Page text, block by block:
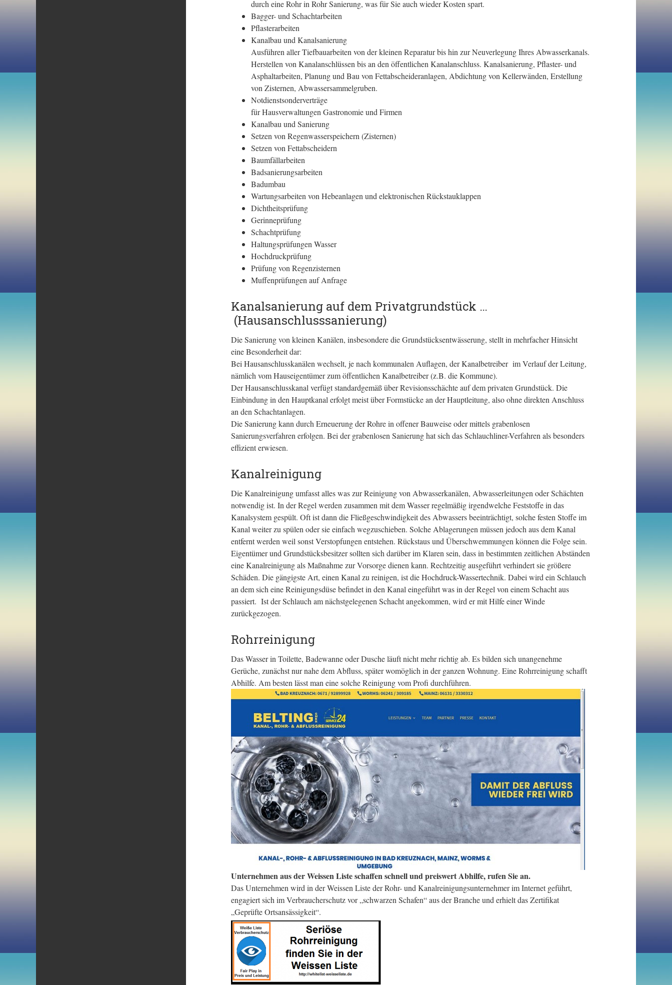
durch eine Rohr in Rohr Sanierung, was für Sie auch wieder Kosten spart.
Bagger- und Schachtarbeiten
Pflasterarbeiten
Kanalbau und Kanalsanierung
Ausführen aller Tiefbauarbeiten von der kleinen Reparatur bis hin zur Neuverlegung Ihres Abwasserkanals.
Herstellen von Kanalanschlüssen bis an den öffentlichen Kanalanschluss. Kanalsanierung, Pflaster- und
Asphaltarbeiten, Planung und Bau von Fettabscheideranlagen, Abdichtung von Kellerwänden, Erstellung
von Zisternen, Abwassersammelgruben.
Notdienstsonderverträge
für Hausverwaltungen Gastronomie und Firmen
Kanalbau und Sanierung
Setzen von Regenwasserspeichern (Zisternen)
Setzen von Fettabscheidern
Baumfällarbeiten
Badsanierungsarbeiten
Badumbau
Wartungsarbeiten von Hebeanlagen und elektronischen Rückstauklappen
Dichtheitsprüfung
Gerinneprüfung
Schachtprüfung
Haltungsprüfungen Wasser
Hochdruckprüfung
Prüfung von Regenzisternen
Muffenprüfungen auf Anfrage
Kanalsanierung auf dem Privatgrundstück …
(Hausanschlusssanierung)
Die Sanierung von kleinen Kanälen, insbesondere die Grundstücksentwässerung, stellt in mehrfacher Hinsicht
eine Besonderheit dar:
Bei Hausanschlusskanälen wechselt, je nach kommunalen Auflagen, der Kanalbetreiber im Verlauf der Leitung,
nämlich vom Hauseigentümer zum öffentlichen Kanalbetreiber (z.B. die Kommune).
Der Hausanschlusskanal verfügt standardgemäß über Revisionsschächte auf dem privaten Grundstück. Die
Einbindung in den Hauptkanal erfolgt meist über Formstücke an der Hauptleitung, also ohne direkten Anschluss
an den Schachtanlagen.
Die Sanierung kann durch Erneuerung der Rohre in offener Bauweise oder mittels grabenlosen
Sanierungsverfahren erfolgen. Bei der grabenlosen Sanierung hat sich das Schlauchliner-Verfahren als besonders
effizient erwiesen.
Kanalreinigung
Die Kanalreinigung umfasst alles was zur Reinigung von Abwasserkanälen, Abwasserleitungen oder Schächten
notwendig ist. In der Regel werden zusammen mit dem Wasser regelmäßig irgendwelche Feststoffe in das
Kanalsystem gespült. Oft ist dann die Fließgeschwindigkeit des Abwassers beeinträchtigt, solche festen Stoffe im
Kanal weiter zu spülen oder sie einfach wegzuschieben. Solche Ablagerungen müssen jedoch aus dem Kanal
entfernt werden weil sonst Verstopfungen entstehen. Rückstaus und Überschwemmungen können die Folge sein.
Eigentümer und Grundstücksbesitzer sollten sich darüber im Klaren sein, dass in bestimmten zeitlichen Abständen
eine Kanalreinigung als Maßnahme zur Vorsorge dienen kann. Rechtzeitig ausgeführt verhindert sie größere
Schäden. Die gängigste Art, einen Kanal zu reinigen, ist die Hochdruck-Wassertechnik. Dabei wird ein Schlauch
an dem sich eine Reinigungsdüse befindet in den Kanal eingeführt was in der Regel von einem Schacht aus
passiert. Ist der Schlauch am nächstgelegenen Schacht angekommen, wird er mit Hilfe einer Winde
zurückgezogen.
Rohrreinigung
Das Wasser in Toilette, Badewanne oder Dusche läuft nicht mehr richtig ab. Es bilden sich unangenehme
Gerüche, zunächst nur nahe dem Abfluss, später womöglich in der ganzen Wohnung. Eine Rohrreinigung schafft
Abhilfe. Am besten lässt man eine solche Reinigung vom Profi durchführen.
Unternehmen aus der Weissen Liste schaffen schnell und preiswert Abhilfe, rufen Sie an.
Das Unternehmen wird in der Weissen Liste der Rohr- und Kanalreinigungsunternehmer im Internet geführt,
engagiert sich im Verbraucherschutz vor „schwarzen Schafen“ aus der Branche und erhielt das Zertifikat
„Geprüfte Ortsansässigkeit“.